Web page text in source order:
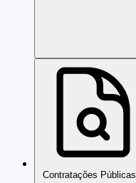
Contratações Públicas